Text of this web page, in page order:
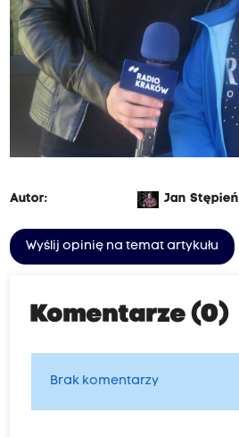
Autor: Jan Stępień
Wyślij opinię na temat artykułu
Komentarze (0)
Brak komentarzy